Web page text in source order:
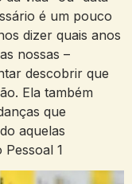
é um pouco
dizer quais anos
nossas –
descobrir que
Ela também
que
aquelas
1